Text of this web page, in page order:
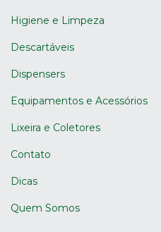
Higiene e Limpeza
Descartáveis
Dispensers
Equipamentos e Acessórios
Lixeira e Coletores
Contato
Dicas
Quem Somos